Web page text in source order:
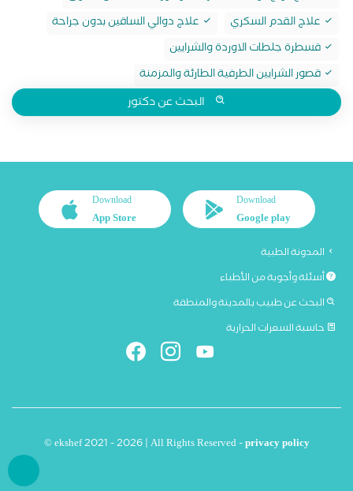
علاج القدم السكري
علاج دوالي الساقين بدون جراحة
قسطرة جلطات الاوردة والشرايين
قصور الشرايين الطرفية الطارئة والمزمنة
البحث عن دكتور
Download
Google play
Download
App Store
المدونة الطبية
أسئلة وأجوبة من الأطباء
البحث عن طبيب بالمدينة والمنطقة
حاسبة السعرات الحرارية
© ekshef 2021 - 2026 | All Rights Reserved -privacy policy